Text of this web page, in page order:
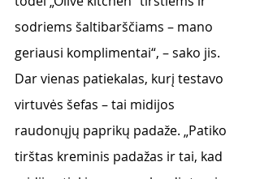
sodriems šaltibarščiams – mano
geriausi komplimentai“, – sako jis.
Dar vienas patiekalas, kurį testavo
virtuvės šefas – tai midijos
raudonųjų paprikų padaže. „Patiko
tirštas kreminis padažas ir tai, kad